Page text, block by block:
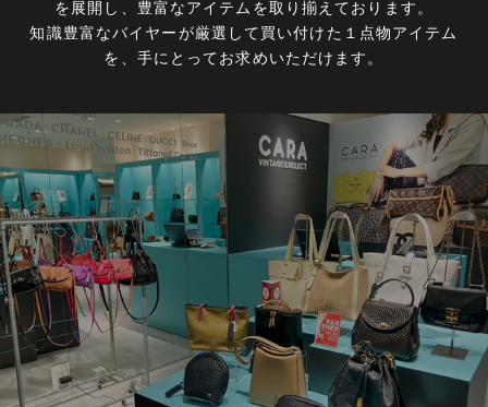
を展開し、豊富なアイテムを取り揃えております。
知識豊富なバイヤーが厳選して買い付けた１点物アイテム
を、手にとってお求めいただけます。